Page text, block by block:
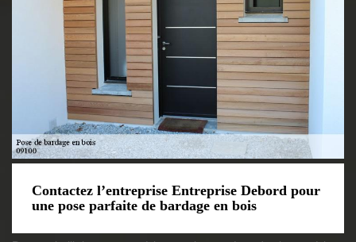
Contactez l’entreprise Entreprise Debord pour
une pose parfaite de bardage en bois